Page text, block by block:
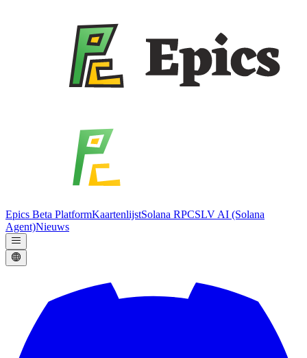
Epics Beta PlatformKaartenlijstSolana RPCSLV AI (Solana
Agent)Nieuws